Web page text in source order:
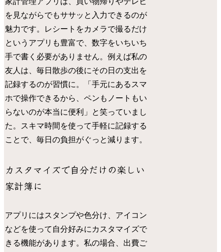
を見ながらでもササッと入力できるのが
魅力です。レシートをカメラで撮るだけ
というアプリも豊富で、数字をいちいち
手で書く必要がありません。例えば私の
友人は、毎日散歩の後にその日の支出を
記録するのが習慣に。「手元にあるスマ
ホで操作できるから、ペンもノートもい
らないのが本当に便利」と笑っていまし
た。スキマ時間を使って手軽に記録する
ことで、毎日の負担がぐっと減ります。
カスタマイズで自分だけの楽しい
家計簿に
アプリにはスタンプや色分け、アイコン
などを使って自分好みにカスタマイズで
きる機能があります。私の場合、出費ご